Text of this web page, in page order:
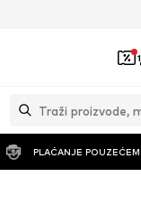
1
PLAĆANJE POUZEĆEM